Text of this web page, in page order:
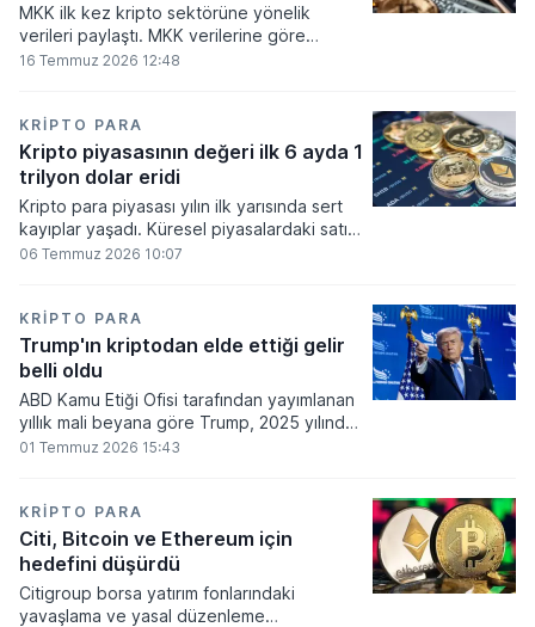
MKK ilk kez kripto sektörüne yönelik
verileri paylaştı. MKK verilerine göre
platformlarda bugüne kadar 5,6 milyon
olarak belirlendi.
16 Temmuz 2026 12:48
KRIPTO PARA
Kripto piyasasının değeri ilk 6 ayda 1
trilyon dolar eridi
Kripto para piyasası yılın ilk yarısında sert
kayıplar yaşadı. Küresel piyasalardaki satış
baskısı ve artan faiz baskısının etkisiyle
06 Temmuz 2026 10:07
KRIPTO PARA
Trump'ın kriptodan elde ettiği gelir
belli oldu
ABD Kamu Etiği Ofisi tarafından yayımlanan
yıllık mali beyana göre Trump, 2025 yılında
kripto para ve memecoin faaliyetlerinden
01 Temmuz 2026 15:43
KRIPTO PARA
Citi, Bitcoin ve Ethereum için
hedefini düşürdü
Citigroup borsa yatırım fonlarındaki
yavaşlama ve yasal düzenleme